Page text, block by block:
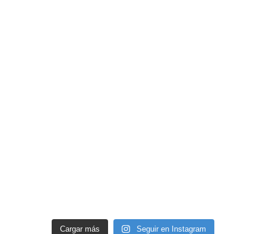
Cargar más Seguir en Instagram